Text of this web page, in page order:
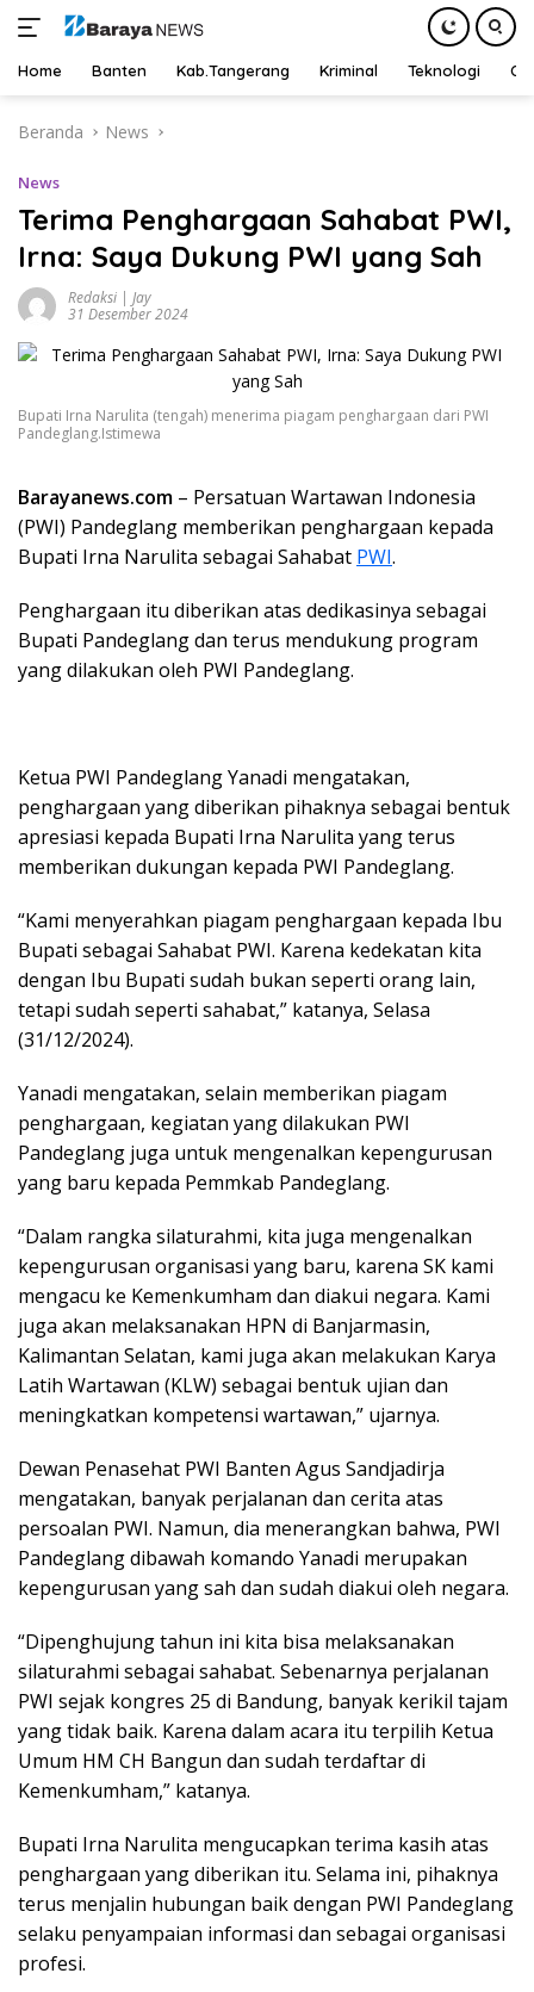
Home Banten Kab.Tangerang Kriminal Teknologi
Beranda News
News
Terima Penghargaan Sahabat PWI,
Irna: Saya Dukung PWI yang Sah
Redaksi | Jay
31 Desember 2024
Bupati Irna Narulita (tengah) menerima piagam penghargaan dari PWI
Pandeglang.Istimewa
Barayanews.com – Persatuan Wartawan Indonesia
(PWI) Pandeglang memberikan penghargaan kepada
Bupati Irna Narulita sebagai Sahabat PWI.
Penghargaan itu diberikan atas dedikasinya sebagai
Bupati Pandeglang dan terus mendukung program
yang dilakukan oleh PWI Pandeglang.
Ketua PWI Pandeglang Yanadi mengatakan,
penghargaan yang diberikan pihaknya sebagai bentuk
apresiasi kepada Bupati Irna Narulita yang terus
memberikan dukungan kepada PWI Pandeglang.
“Kami menyerahkan piagam penghargaan kepada Ibu
Bupati sebagai Sahabat PWI. Karena kedekatan kita
dengan Ibu Bupati sudah bukan seperti orang lain,
tetapi sudah seperti sahabat,” katanya, Selasa
(31/12/2024).
Yanadi mengatakan, selain memberikan piagam
penghargaan, kegiatan yang dilakukan PWI
Pandeglang juga untuk mengenalkan kepengurusan
yang baru kepada Pemmkab Pandeglang.
“Dalam rangka silaturahmi, kita juga mengenalkan
kepengurusan organisasi yang baru, karena SK kami
mengacu ke Kemenkumham dan diakui negara. Kami
juga akan melaksanakan HPN di Banjarmasin,
Kalimantan Selatan, kami juga akan melakukan Karya
Latih Wartawan (KLW) sebagai bentuk ujian dan
meningkatkan kompetensi wartawan,” ujarnya.
Dewan Penasehat PWI Banten Agus Sandjadirja
mengatakan, banyak perjalanan dan cerita atas
persoalan PWI. Namun, dia menerangkan bahwa, PWI
Pandeglang dibawah komando Yanadi merupakan
kepengurusan yang sah dan sudah diakui oleh negara.
“Dipenghujung tahun ini kita bisa melaksanakan
silaturahmi sebagai sahabat. Sebenarnya perjalanan
PWI sejak kongres 25 di Bandung, banyak kerikil tajam
yang tidak baik. Karena dalam acara itu terpilih Ketua
Umum HM CH Bangun dan sudah terdaftar di
Kemenkumham,” katanya.
Bupati Irna Narulita mengucapkan terima kasih atas
penghargaan yang diberikan itu. Selama ini, pihaknya
terus menjalin hubungan baik dengan PWI Pandeglang
selaku penyampaian informasi dan sebagai organisasi
profesi.